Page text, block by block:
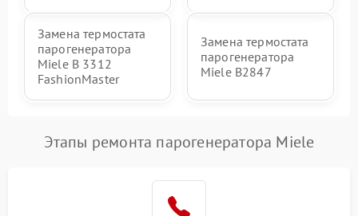
Замена термостата
парогенератора
Miele B 3312
FashionMaster
Замена термостата
парогенератора
Miele B2847
Этапы ремонта парогенератора Miele